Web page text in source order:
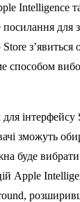
Intelligence
для
з’явиться
способом
інтерфейсу
зможуть
буде
Apple